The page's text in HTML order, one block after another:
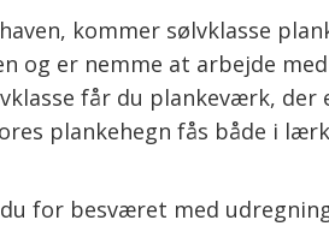
kommer sølvklasse
og er nemme at arbejde
får du plankeværk,
plankehegn fås både i
for besværet med